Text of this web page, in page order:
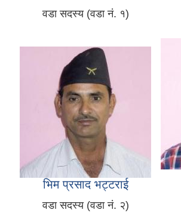
वडा सदस्य (वडा नं. १)
भिम प्रसाद भट्टराई
वडा सदस्य (वडा नं. २)